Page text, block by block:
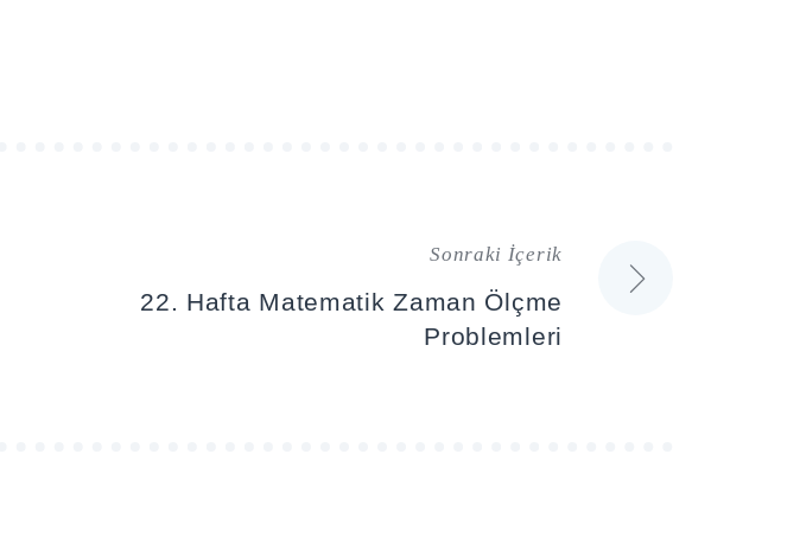
Sonraki İçerik
22. Hafta Matematik Zaman Ölçme
Problemleri